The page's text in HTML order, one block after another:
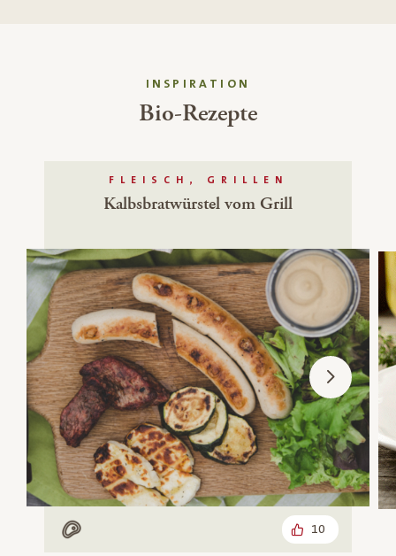
INSPIRATION
Bio-Rezepte
FLEISCH, GRILLEN
Kalbsbratwürstel vom Grill
Mit Fleisch 10